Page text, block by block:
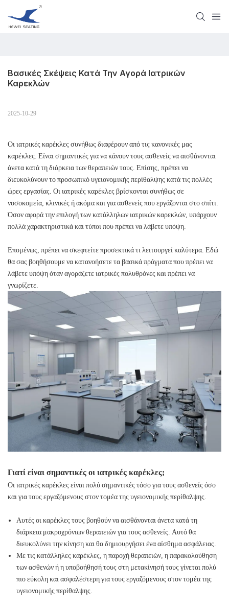
Βασικές Σκέψεις Κατά Την Αγορά Ιατρικών
Καρεκλών
2025-10-29
Οι ιατρικές καρέκλες συνήθως διαφέρουν από τις κανονικές μας
καρέκλες. Είναι σημαντικές για να κάνουν τους ασθενείς να αισθάνονται
άνετα κατά τη διάρκεια των θεραπειών τους. Επίσης, πρέπει να
διευκολύνουν το προσωπικό υγειονομικής περίθαλψης κατά τις πολλές
ώρες εργασίας. Οι ιατρικές καρέκλες βρίσκονται συνήθως σε
νοσοκομεία, κλινικές ή ακόμα και για ασθενείς που εργάζονται στο σπίτι.
Όσον αφορά την επιλογή των κατάλληλων ιατρικών καρεκλών, υπάρχουν
πολλά χαρακτηριστικά και τύποι που πρέπει να λάβετε υπόψη.
Επομένως, πρέπει να σκεφτείτε προσεκτικά τι λειτουργεί καλύτερα. Εδώ
θα σας βοηθήσουμε να κατανοήσετε τα βασικά πράγματα που πρέπει να
λάβετε υπόψη όταν αγοράζετε ιατρικές πολυθρόνες και πρέπει να
γνωρίζετε.
Γιατί είναι σημαντικές οι ιατρικές καρέκλες;
Οι ιατρικές καρέκλες είναι πολύ σημαντικές τόσο για τους ασθενείς όσο
και για τους εργαζόμενους στον τομέα της υγειονομικής περίθαλψης.
Αυτές οι καρέκλες τους βοηθούν να αισθάνονται άνετα κατά τη
διάρκεια μακροχρόνιων θεραπειών για τους ασθενείς. Αυτό θα
διευκολύνει την κίνηση και θα δημιουργήσει ένα αίσθημα ασφάλειας.
Με τις κατάλληλες καρέκλες, η παροχή θεραπειών, η παρακολούθηση
των ασθενών ή η υποβοήθησή τους στη μετακίνησή τους γίνεται πολύ
πιο εύκολη και ασφαλέστερη για τους εργαζόμενους στον τομέα της
υγειονομικής περίθαλψης.